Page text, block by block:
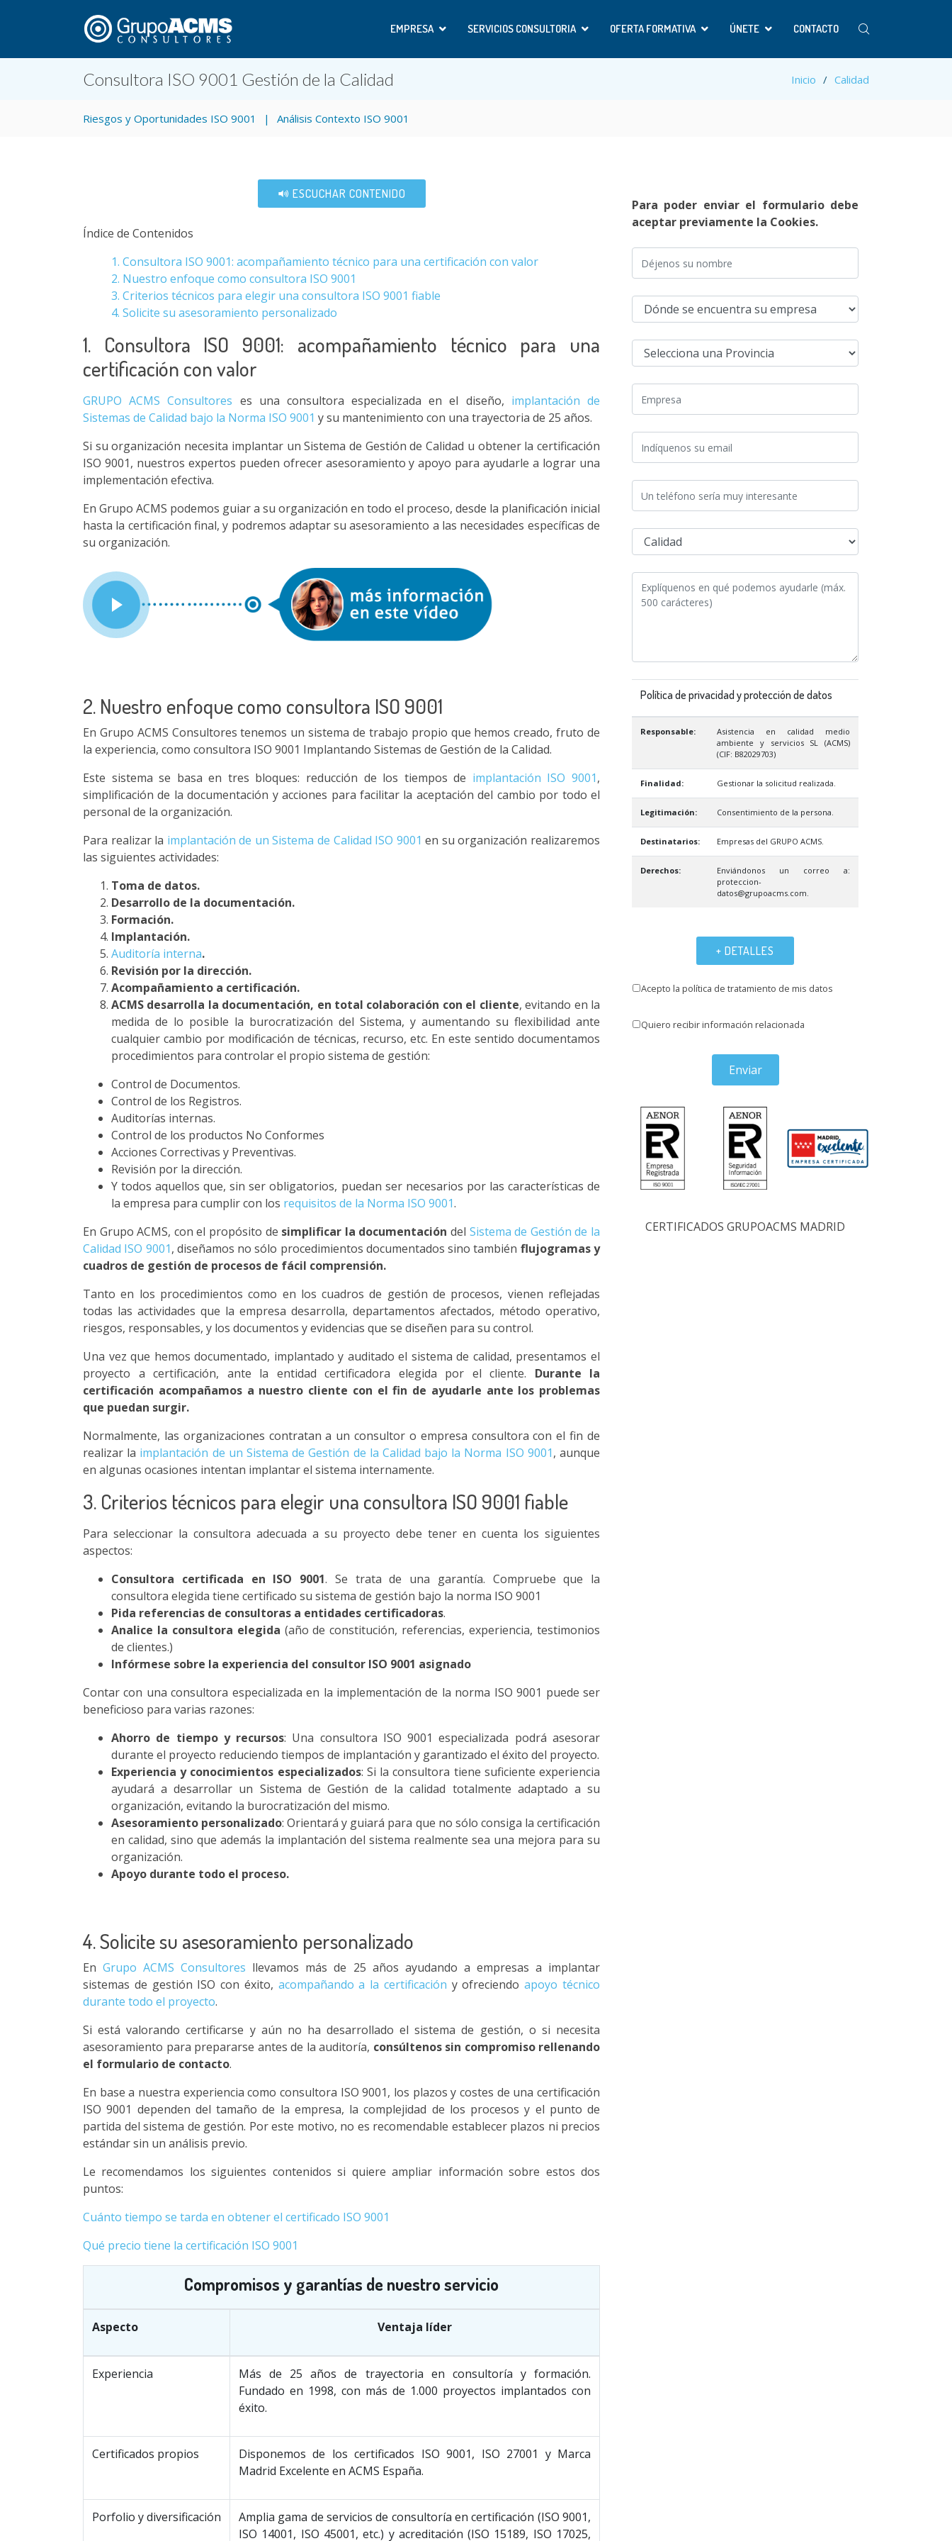
EMPRESA SERVICIOS CONSULTORIA OFERTA FORMATIVA ÚNETE CONTACTO
Consultora ISO 9001 Gestión de la Calidad Inicio Calidad
Riesgos y Oportunidades ISO 9001 Análisis Contexto ISO 9001
ESCUCHAR CONTENIDO
Índice de Contenidos
1. Consultora ISO 9001: acompañamiento técnico para una certificación con valor
2. Nuestro enfoque como consultora ISO 9001
3. Criterios técnicos para elegir una consultora ISO 9001 fiable
4. Solicite su asesoramiento personalizado
1. Consultora ISO 9001: acompañamiento técnico para una
certificación con valor
GRUPO ACMS Consultores es una consultora especializada en el diseño, implantación de
Sistemas de Calidad bajo la Norma ISO 9001 y su mantenimiento con una trayectoria de 25 años.
Si su organización necesita implantar un Sistema de Gestión de Calidad u obtener la certificación
ISO 9001, nuestros expertos pueden ofrecer asesoramiento y apoyo para ayudarle a lograr una
implementación efectiva.
En Grupo ACMS podemos guiar a su organización en todo el proceso, desde la planificación inicial
hasta la certificación final, y podremos adaptar su asesoramiento a las necesidades específicas de
su organización.
2. Nuestro enfoque como consultora ISO 9001
En Grupo ACMS Consultores tenemos un sistema de trabajo propio que hemos creado, fruto de
la experiencia, como consultora ISO 9001 Implantando Sistemas de Gestión de la Calidad.
Este sistema se basa en tres bloques: reducción de los tiempos de implantación ISO 9001,
simplificación de la documentación y acciones para facilitar la aceptación del cambio por todo el
personal de la organización.
Para realizar la implantación de un Sistema de Calidad ISO 9001 en su organización realizaremos
las siguientes actividades:
Toma de datos.
Desarrollo de la documentación.
Formación.
Implantación.
Auditoría interna.
Revisión por la dirección.
Acompañamiento a certificación.
ACMS desarrolla la documentación, en total colaboración con el cliente, evitando en la
medida de lo posible la burocratización del Sistema, y aumentando su flexibilidad ante
cualquier cambio por modificación de técnicas, recurso, etc. En este sentido documentamos
procedimientos para controlar el propio sistema de gestión:
Control de Documentos.
Control de los Registros.
Auditorías internas.
Control de los productos No Conformes
Acciones Correctivas y Preventivas.
Revisión por la dirección.
Y todos aquellos que, sin ser obligatorios, puedan ser necesarios por las características de
la empresa para cumplir con los requisitos de la Norma ISO 9001.
En Grupo ACMS, con el propósito de simplificar la documentación del Sistema de Gestión de la
Calidad ISO 9001, diseñamos no sólo procedimientos documentados sino también flujogramas y
cuadros de gestión de procesos de fácil comprensión.
Tanto en los procedimientos como en los cuadros de gestión de procesos, vienen reflejadas
todas las actividades que la empresa desarrolla, departamentos afectados, método operativo,
riesgos, responsables, y los documentos y evidencias que se diseñen para su control.
Una vez que hemos documentado, implantado y auditado el sistema de calidad, presentamos el
proyecto a certificación, ante la entidad certificadora elegida por el cliente. Durante la
certificación acompañamos a nuestro cliente con el fin de ayudarle ante los problemas
que puedan surgir.
Normalmente, las organizaciones contratan a un consultor o empresa consultora con el fin de
realizar la implantación de un Sistema de Gestión de la Calidad bajo la Norma ISO 9001, aunque
en algunas ocasiones intentan implantar el sistema internamente.
3. Criterios técnicos para elegir una consultora ISO 9001 fiable
Para seleccionar la consultora adecuada a su proyecto debe tener en cuenta los siguientes
aspectos:
Consultora certificada en ISO 9001. Se trata de una garantía. Compruebe que la
consultora elegida tiene certificado su sistema de gestión bajo la norma ISO 9001
Pida referencias de consultoras a entidades certificadoras.
Analice la consultora elegida (año de constitución, referencias, experiencia, testimonios
de clientes.)
Infórmese sobre la experiencia del consultor ISO 9001 asignado
Contar con una consultora especializada en la implementación de la norma ISO 9001 puede ser
beneficioso para varias razones:
Ahorro de tiempo y recursos: Una consultora ISO 9001 especializada podrá asesorar
durante el proyecto reduciendo tiempos de implantación y garantizado el éxito del proyecto.
Experiencia y conocimientos especializados: Si la consultora tiene suficiente experiencia
ayudará a desarrollar un Sistema de Gestión de la calidad totalmente adaptado a su
organización, evitando la burocratización del mismo.
Asesoramiento personalizado: Orientará y guiará para que no sólo consiga la certificación
en calidad, sino que además la implantación del sistema realmente sea una mejora para su
organización.
Apoyo durante todo el proceso.
4. Solicite su asesoramiento personalizado
En Grupo ACMS Consultores llevamos más de 25 años ayudando a empresas a implantar
sistemas de gestión ISO con éxito, acompañando a la certificación y ofreciendoapoyo técnico
durante todo el proyecto.
Si está valorando certificarse y aún no ha desarrollado el sistema de gestión, o si necesita
asesoramiento para prepararse antes de la auditoría, consúltenos sin compromiso rellenando
el formulario de contacto.
En base a nuestra experiencia como consultora ISO 9001, los plazos y costes de una certificación
ISO 9001 dependen del tamaño de la empresa, la complejidad de los procesos y el punto de
partida del sistema de gestión. Por este motivo, no es recomendable establecer plazos ni precios
estándar sin un análisis previo.
Le recomendamos los siguientes contenidos si quiere ampliar información sobre estos dos
puntos:
Cuánto tiempo se tarda en obtener el certificado ISO 9001
Qué precio tiene la certificación ISO 9001
Compromisos y garantías de nuestro servicio
Aspecto Ventaja líder
Experiencia
Más de 25 años de trayectoria en consultoría y formación.
Fundado en 1998, con más de 1.000 proyectos implantados con
éxito.
Certificados propios
Disponemos de los certificados ISO 9001, ISO 27001 y Marca
Madrid Excelente en ACMS España.
Porfolio y diversificación
Amplia gama de servicios de consultoría en certificación (ISO 9001,
ISO 14001, ISO 45001, etc.) y acreditación (ISO 15189, ISO 17025,
Para poder enviar el formulario debe
aceptar previamente la Cookies.
Política de privacidad y protección de datos
Responsable:
Asistencia en calidad medio
ambiente y servicios SL (ACMS)
(CIF: B82029703)
Finalidad: Gestionar la solicitud realizada.
Legitimación: Consentimiento de la persona.
Destinatarios: Empresas del GRUPO ACMS.
Derechos:
Enviándonos un correo a:
proteccion-
datos@grupoacms.com.
+ DETALLES
Acepto la política de tratamiento de mis datos
Quiero recibir información relacionada
Enviar
CERTIFICADOS GRUPOACMS MADRID